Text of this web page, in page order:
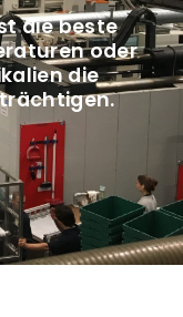
die beste
oder
die